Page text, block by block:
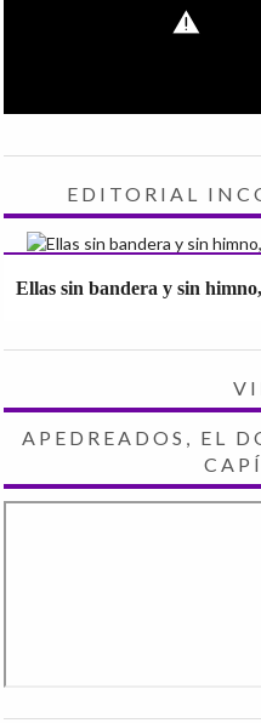
EDITORIAL
Ellas sin bandera y sin
APEDREADOS, EL